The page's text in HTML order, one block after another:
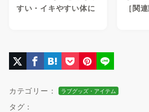
すい・イキやすい体に
［関
カテゴリー： ラブグッズ・アイテム
タグ：